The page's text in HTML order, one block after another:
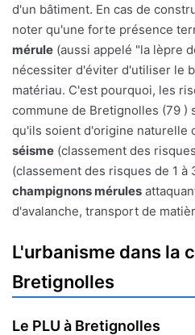
d'un bâtiment. En cas de
noter qu'une forte présence
mérule (aussi appelé "la lèpre
nécessiter d'éviter d'utiliser le
matériau. C'est pourquoi, les
commune de Bretignolles (79 )
qu'ils soient d'origine naturelle
séisme (classement des
(classement des risques de 1 à
champignons mérules
d'avalanche, transport de
L'urbanisme dans la
Bretignolles
Le PLU à Bretignolles